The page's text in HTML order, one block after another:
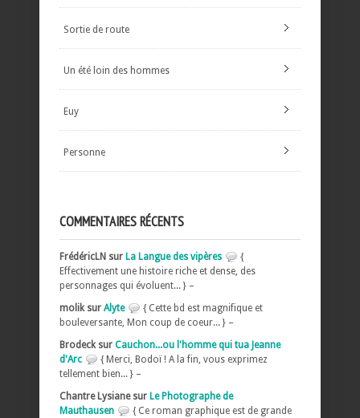
Sortie de route
Un été loin des hommes
Euy
Personne
COMMENTAIRES RÉCENTS
FrédéricLN sur La Langue des vipères
{
Effectivement une histoire riche et dense, des
personnages qui évoluent... } –
molik sur Alyte
{ Cette bd est magnifique et
bouleversante, Mon coup de coeur... } –
Brodeck sur Cauchon...ou l'homme qui tua Jeanne
d'Arc
{ Merci, Bodoï ! A la fin, vous exprimez
tellement bien... } –
Chantre Lysiane sur Le Photographe de
Mauthausen
{ Ce roman graphique est de grande